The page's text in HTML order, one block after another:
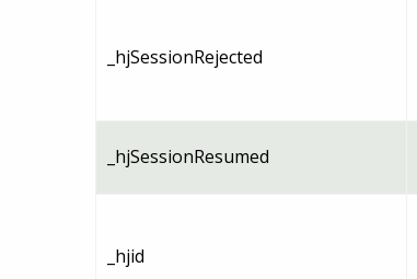
_hjSessionRejected
_hjSessionResumed
_hjid